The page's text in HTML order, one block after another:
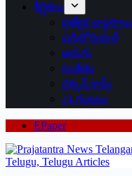
శీర్షికలు
ప్రత్యేక వ్యాసాలు
ఎడిటోరియల్
అరుగు
సంకేతం
దక్కన్.కామ్
24 గంటలు
EPaper